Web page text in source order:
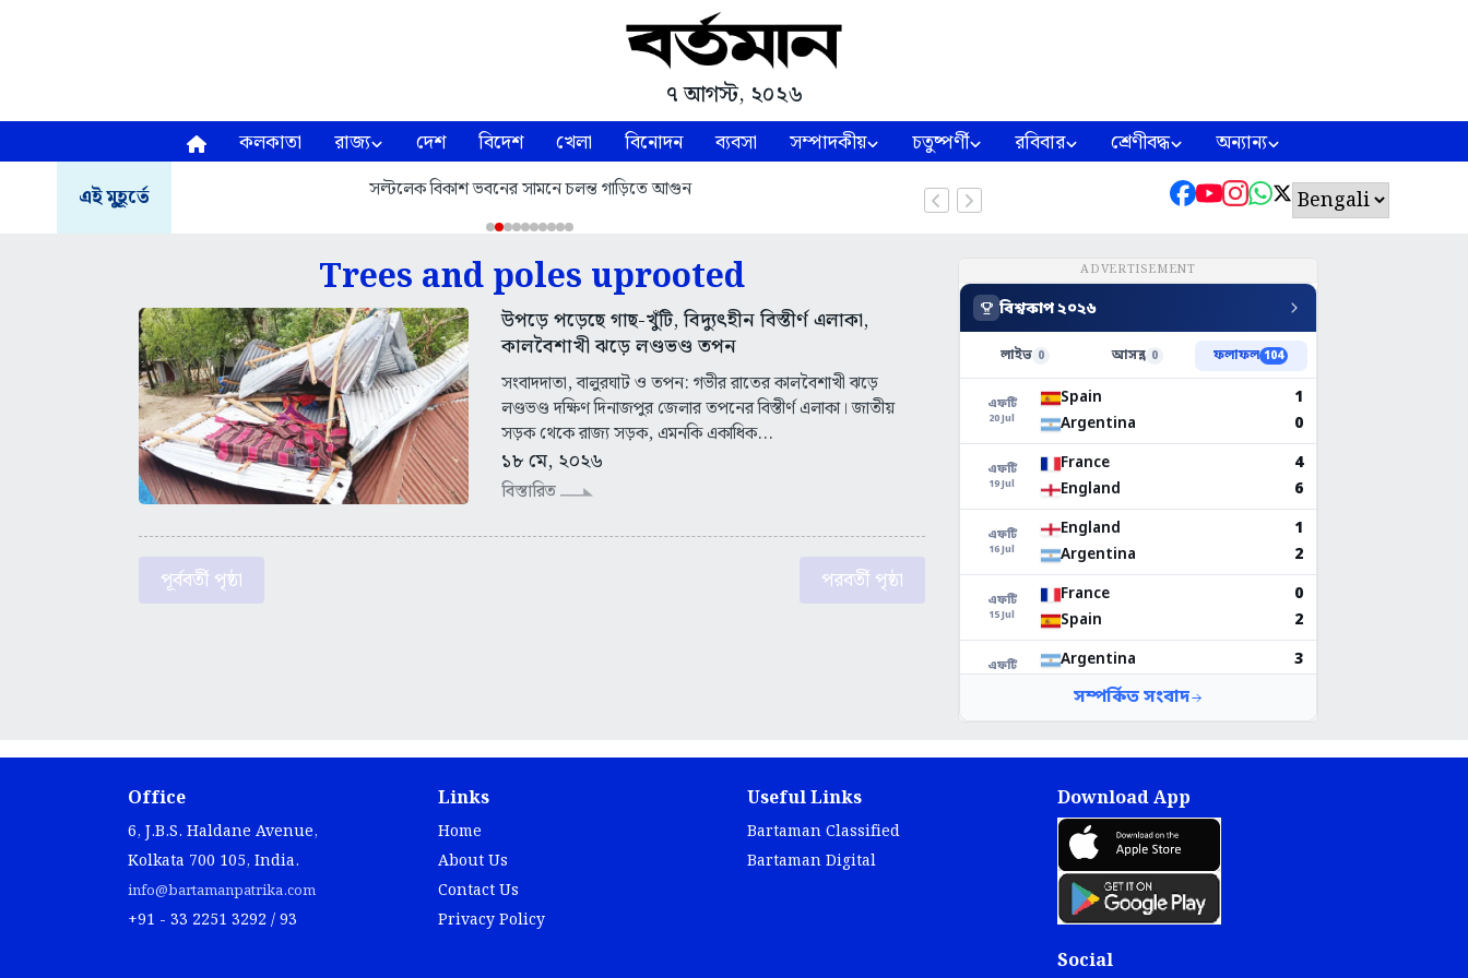
৭ আগস্ট, ২০২৬
কলকাতা রাজ্য দেশ বিদেশ খেলা বিনোদন ব্যবসা সম্পাদকীয় চতুষ্পর্ণী রবিবার শ্রেণীবদ্ধ অন্যান্য
এই মুহূর্তে সল্টলেক বিকাশ ভবনের সামনে চলন্ত গাড়িতে আগুন
Trees and poles uprooted
উপড়ে পড়েছে গাছ-খুঁটি, বিদ্যুৎহীন বিস্তীর্ণ এলাকা,
কালবৈশাখী ঝড়ে লণ্ডভণ্ড তপন
সংবাদদাতা, বালুরঘাট ও তপন: গভীর রাতের কালবৈশাখী ঝড়ে
লণ্ডভণ্ড দক্ষিণ দিনাজপুর জেলার তপনের বিস্তীর্ণ এলাকা। জাতীয়
সড়ক থেকে রাজ্য সড়ক, এমনকি একাধিক...
১৮ মে, ২০২৬
বিস্তারিত
পূর্ববর্তী পৃষ্ঠা পরবর্তী পৃষ্ঠা
ADVERTISEMENT
Office
6, J.B.S. Haldane Avenue,
Kolkata 700 105, India.
info@bartamanpatrika.com
+91 - 33 2251 3292 / 93
Links
Home
About Us
Contact Us
Privacy Policy
Useful Links
Bartaman Classified
Bartaman Digital
Download App
Social